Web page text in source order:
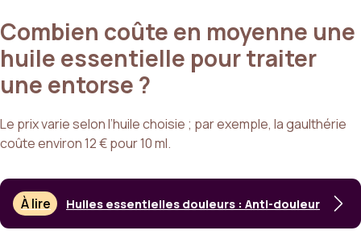
Combien coûte en moyenne une
huile essentielle pour traiter
une entorse ?
Le prix varie selon l’huile choisie ; par exemple, la gaulthérie
coûte environ 12 € pour 10 ml.
À lire Huiles essentielles douleurs : Anti-douleur